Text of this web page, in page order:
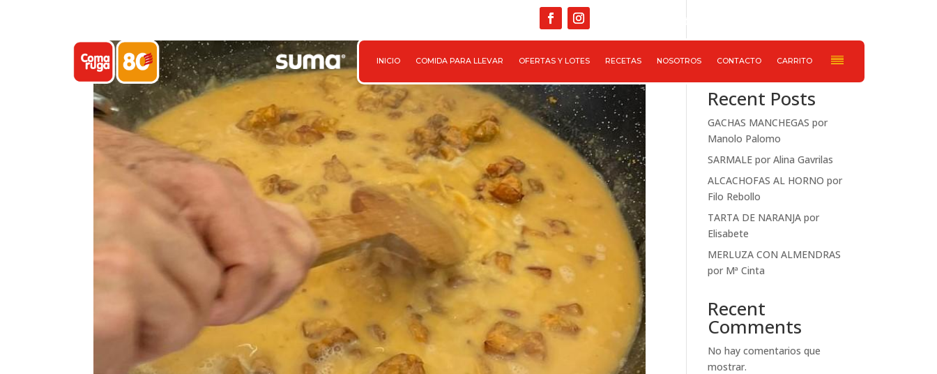
Haz ahora tu pedido
INICIO COMIDA PARA LLEVAR OFERTAS Y LOTES RECETAS NOSOTROS CONTACTO CARRITOBuscar
Recent Posts
GACHAS MANCHEGAS por
Manolo Palomo
SARMALE por Alina Gavrilas
ALCACHOFAS AL HORNO por
Filo Rebollo
TARTA DE NARANJA por
Elisabete
MERLUZA CON ALMENDRAS
por Mª Cinta
Recent
Comments
No hay comentarios que
mostrar.